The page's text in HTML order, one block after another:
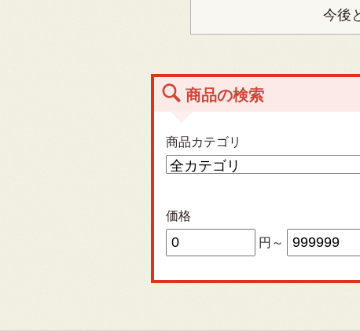
今後
商品の検索
商品カテゴリ
価格
円～